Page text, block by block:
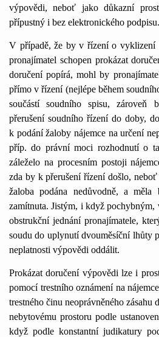
výpovědi, neboť jako důkazní
přípustný i bez elektronického podpisu.
V případě, že by v řízení o vyklizení
pronajímatel schopen prokázat
doručení popírá, mohl by
přímo v řízení (nejlépe během
součástí soudního spisu, zároveň
přerušení soudního řízení do doby,
k podání žaloby nájemce na určení
příp. do právní moci rozhodnutí o
záleželo na procesním postoji
zda by k přerušení řízení došlo,
žaloba podána nedůvodně, a
zamítnuta. Jistým, i když
obstrukční jednání pronajímatele,
soudu do uplynutí dvouměsíční lhůty
neplatnosti výpovědi oddálit.
Prokázat doručení výpovědi lze i
pomocí trestního oznámení na
trestného činu neoprávněného zásahu
nebytovému prostoru podle
když podle konstantní judikatury